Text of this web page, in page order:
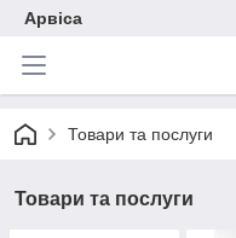
Арвіса
Товари та послуги
Товари та послуги